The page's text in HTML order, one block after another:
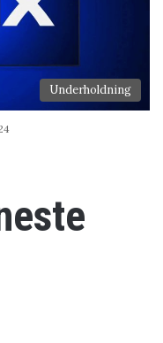
Underholdning